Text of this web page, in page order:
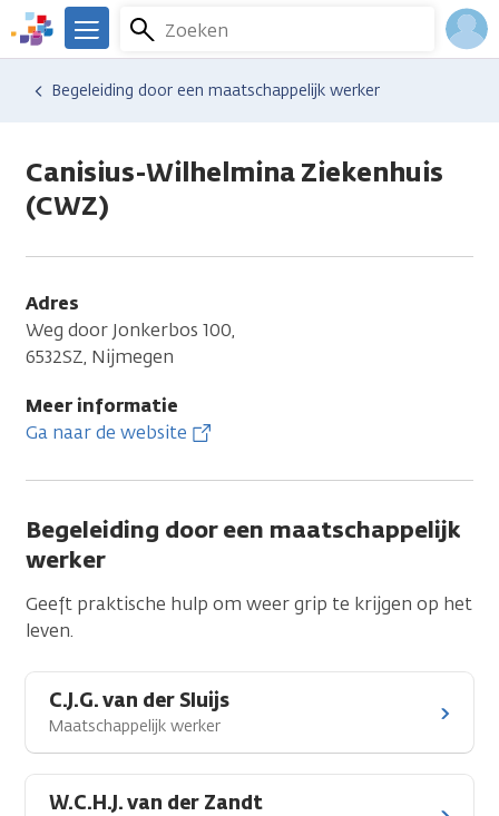
Overslaan
en
naar
We
er
Kanker.nl
Zoeken
Menu
Hulp en ondersteuning
Vind hulp bij kanker
Dagelijks leven
Financiële gevolgen
Begeleiding door een maatschappelijk werker
Canisius-Wilhelmina Ziekenhuis
(CWZ)
Adres
Weg door Jonkerbos 100,
6532SZ, Nijmegen
Meer informatie
Ga naar de website
Begeleiding door een maatschappelijk
werker
Geeft praktische hulp om weer grip te krijgen op het
leven.
C.J.G. van der Sluijs
Maatschappelijk werker
W.C.H.J. van der Zandt